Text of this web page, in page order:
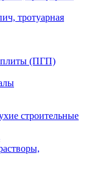
тротуарная
плиты (ПГП)
строительные